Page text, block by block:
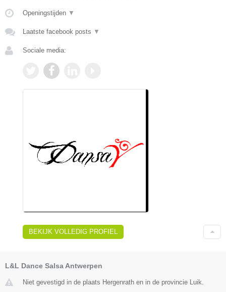
Openingstijden ▼
Laatste facebook posts ▼
Sociale media:
BEKIJK VOLLEDIG PROFIEL
L&L Dance Salsa Antwerpen
Niet gevestigd in de plaats Hergenrath en in de provincie Luik.